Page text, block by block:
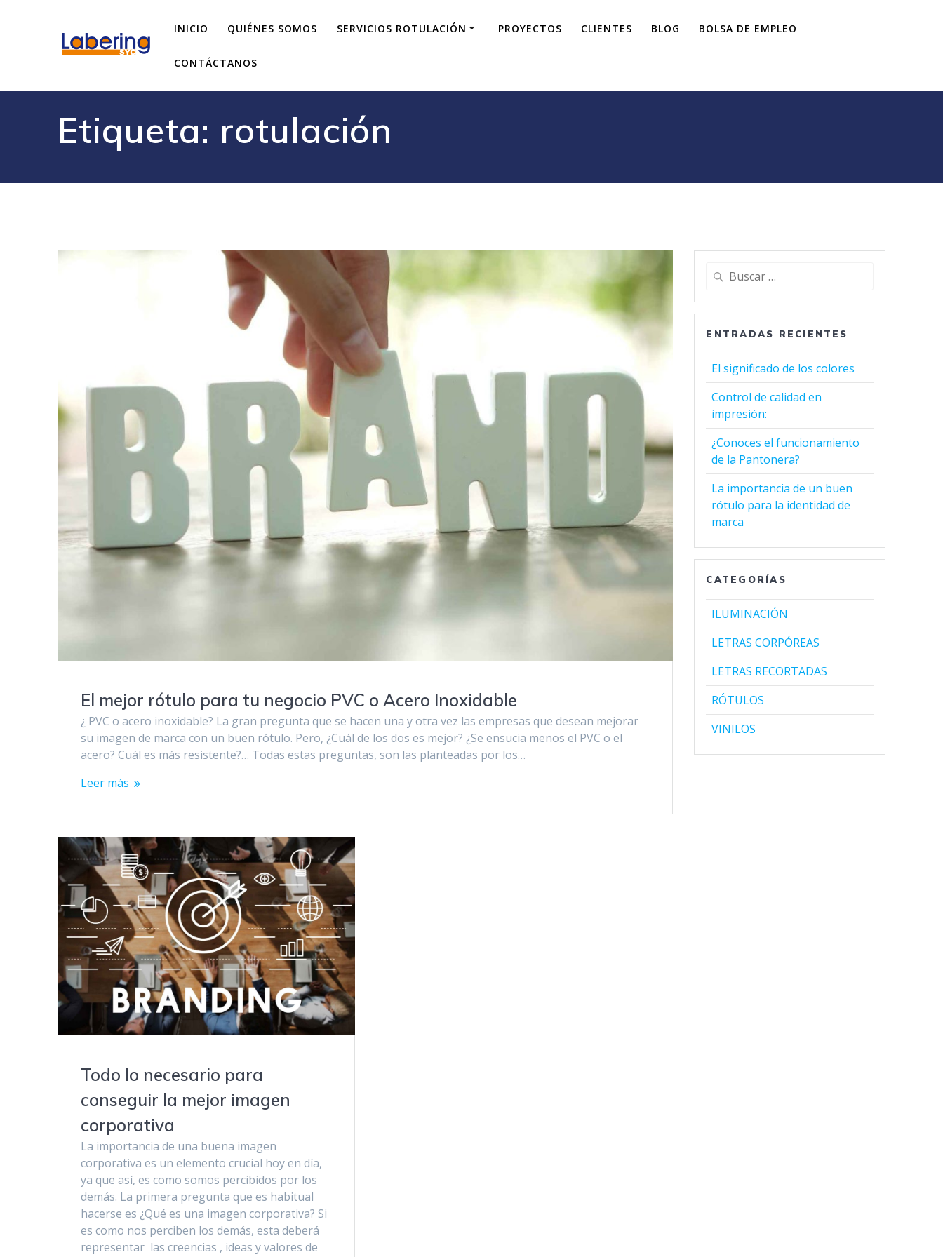
INICIO QUIÉNES SOMOS SERVICIOS ROTULACIÓN PROYECTOS CLIENTES BLOG BOLSA DE EMPLEO
CONTÁCTANOS
Etiqueta: rotulación
El mejor rótulo para tu negocio PVC o Acero Inoxidable
¿ PVC o acero inoxidable? La gran pregunta que se hacen una y otra vez las empresas que desean mejorar
su imagen de marca con un buen rótulo. Pero, ¿Cuál de los dos es mejor? ¿Se ensucia menos el PVC o el
acero? Cuál es más resistente?… Todas estas preguntas, son las planteadas por los…
Leer más
Todo lo necesario para
conseguir la mejor imagen
corporativa
La importancia de una buena imagen
corporativa es un elemento crucial hoy en día,
ya que así, es como somos percibidos por los
demás. La primera pregunta que es habitual
hacerse es ¿Qué es una imagen corporativa? Si
es como nos perciben los demás, esta deberá
representar las creencias , ideas y valores de
ENTRADAS RECIENTES
El significado de los colores
Control de calidad en
impresión:
¿Conoces el funcionamiento
de la Pantonera?
La importancia de un buen
rótulo para la identidad de
marca
CATEGORÍAS
ILUMINACIÓN
LETRAS CORPÓREAS
LETRAS RECORTADAS
RÓTULOS
VINILOS